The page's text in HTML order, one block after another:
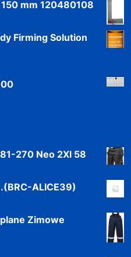
mm 120480108
Firming Solution
270 Neo 2Xl 58
.(BRC-ALICE39)
Zimowe